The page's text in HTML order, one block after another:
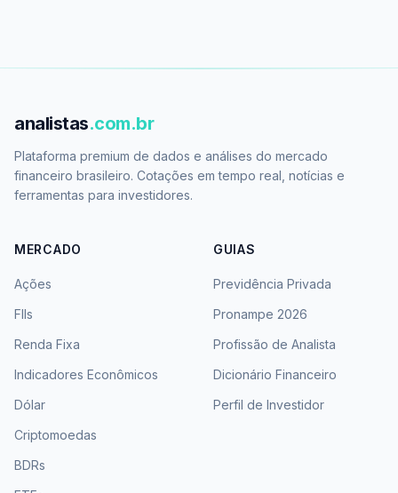
analistas.com.br
Plataforma premium de dados e análises do mercado
financeiro brasileiro. Cotações em tempo real, notícias e
ferramentas para investidores.
MERCADO
Ações
FIIs
Renda Fixa
Indicadores Econômicos
Dólar
Criptomoedas
BDRs
GUIAS
Previdência Privada
Pronampe 2026
Profissão de Analista
Dicionário Financeiro
Perfil de Investidor